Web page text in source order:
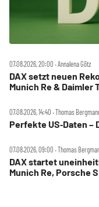
07.08.2026, 20:00 ‧ Annalena Götz
DAX setzt neuen
Munich Re & Daimler
07.08.2026, 14:40 ‧ Thomas
Perfekte US‑Daten –
07.08.2026, 09:00 ‧ Thomas
DAX startet
Munich Re, Porsche